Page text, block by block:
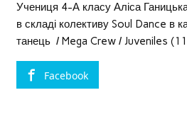
Учениця 4-А класу Аліса
в складі колективу Soul Dance в
танець / Mega Crew / Juveniles
Facebook